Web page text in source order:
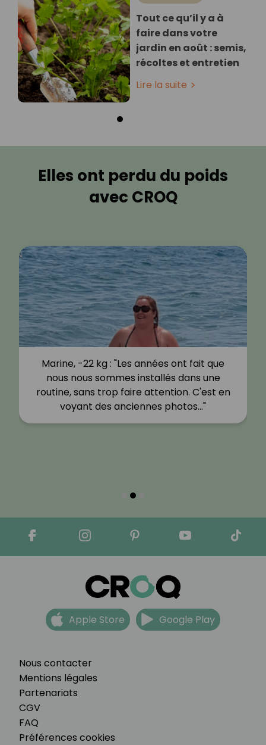
Tout ce qu’il y a à
faire dans votre
jardin en août : semis,
récoltes et entretien
Lire la suite
Elles ont perdu du poids
avec CROQ
Marine, -22 kg : "Les années ont fait que
nous nous sommes installés dans une
routine, sans trop faire attention. C'est en
voyant des anciennes photos…"
Nous contacter
Mentions légales
Partenariats
CGV
FAQ
Préférences cookies
Apple Store Google Play